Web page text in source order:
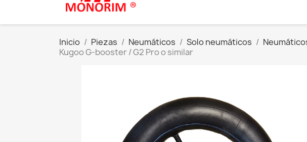
Inicio Piezas Neumáticos Solo neumáticos
Kugoo G-booster / G2 Pro o similar